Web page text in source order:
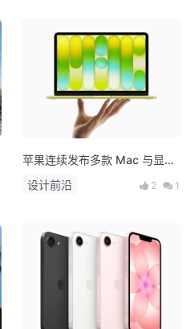
苹果连续发布多款 Mac 与显示
器新品：M5 系列芯片登场，
MacBook 产品线全面升级
设计前沿 2 1